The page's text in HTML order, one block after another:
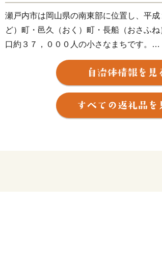
瀬戸内市は岡山県の南東部に位置し、平成
ど）町・邑久（おく）町・長船（おさふ
口約３７，０００人の小さなまちです。
江戸時代に朝鮮通信使の寄港地として栄
部の牛窓町は多くの観光客が訪れる風光
ーブ園の高台から望む瀬戸内海の美しい
の心を癒してくれるでしょう。